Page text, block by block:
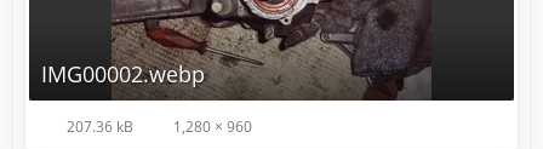
IMG00002.webp
207.36 kB 1,280 × 960